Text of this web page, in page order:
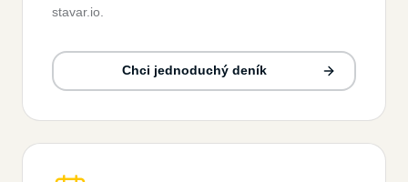
stavar.io.
Chci jednoduchý deník